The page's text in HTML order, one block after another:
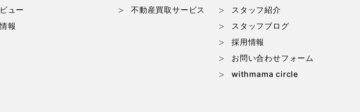
ュー
報
不動産買取サービス
スタッフ紹介
スタッフブログ
採用情報
お問い合わせフォーム
withmama circle